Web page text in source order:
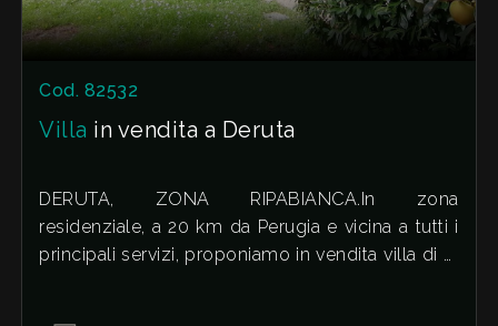
Cod. 82532
Villa in vendita a Deruta
DERUTA, ZONA RIPABIANCA.In zona
residenziale, a 20 km da Perugia e vicina a tutti i
principali servizi, proponiamo in vendita villa di di